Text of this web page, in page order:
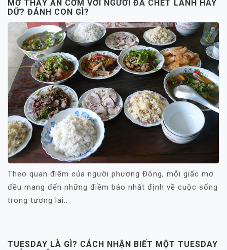
MƠ THẤY ĂN CƠM VỚI NGƯỜI ĐÃ CHẾT LÀNH HAY
DỮ? ĐÁNH CON GÌ?
Theo quan điểm của người phương Đông, mỗi giấc mơ
đều mang đến những điềm báo nhất định về cuộc sống
trong tương lai..
TUESDAY LÀ GÌ? CÁCH NHẬN BIẾT MỘT TUESDAY